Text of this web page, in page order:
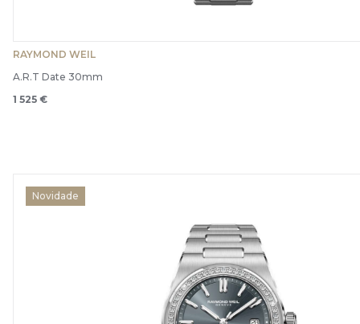
RAYMOND WEIL
A.R.T Date 30mm
1 525 €
Novidade